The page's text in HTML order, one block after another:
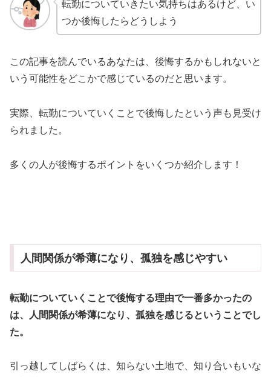
転勤についていきたい気持ちはあるけど、い
つか後悔したらどうしよう
この記事を読んでいるあなたは、後悔するかもしれないと
いう可能性をどこかで感じているのだと思います。
実際、転勤についていくことで後悔したという声も見受け
られました。
多くの人が後悔するポイントをいくつか紹介します！
人間関係が希薄になり、孤独を感じやすい
転勤についていくことで後悔する理由で一番多かったの
は、人間関係が希薄になり、孤独を感じるということでし
た。
引っ越してしばらくは、知らない土地で、知り合いもいな